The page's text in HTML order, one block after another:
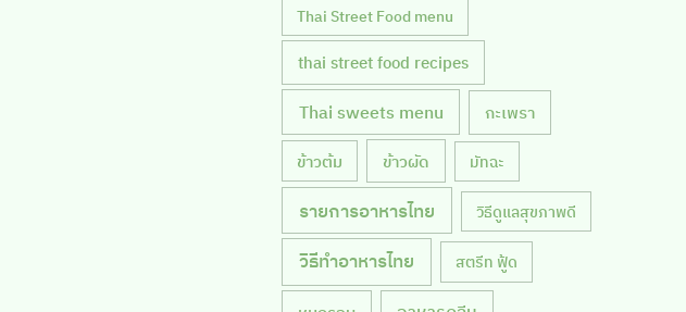
Thai Street Food menu
thai street food recipes
Thai sweets menu กะเพรา
ข้าวต้ม ข้าวผัด มัทฉะ
รายการอาหารไทย วิธีดูแลสุขภาพดี
วิธีทำอาหารไทย สตรีท ฟู้ด